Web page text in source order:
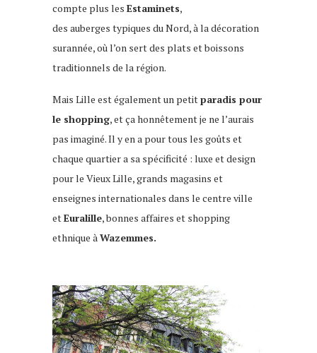
compte plus les Estaminets,
des auberges typiques du Nord, à la décoration
surannée, où l’on sert des plats et boissons
traditionnels de la région.
Mais Lille est également un petitparadis pour
le shopping, et ça honnêtement je ne l’aurais
pas imaginé. Il y en a pour tous les goûts et
chaque quartier a sa spécificité : luxe et design
pour le Vieux Lille, grands magasins et
enseignes internationales dans le centre ville
etEuralille, bonnes affaires et shopping
ethnique àWazemmes.